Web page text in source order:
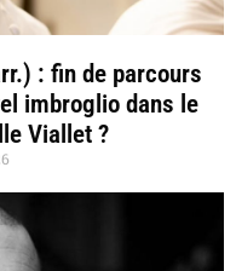
: fin de parcours
imbroglio dans le
Viallet ?